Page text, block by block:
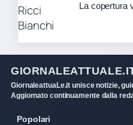
La copertura
GiornaleattuaLe.it unisce notizie,
Aggiornato continuamente dalla
Popolari